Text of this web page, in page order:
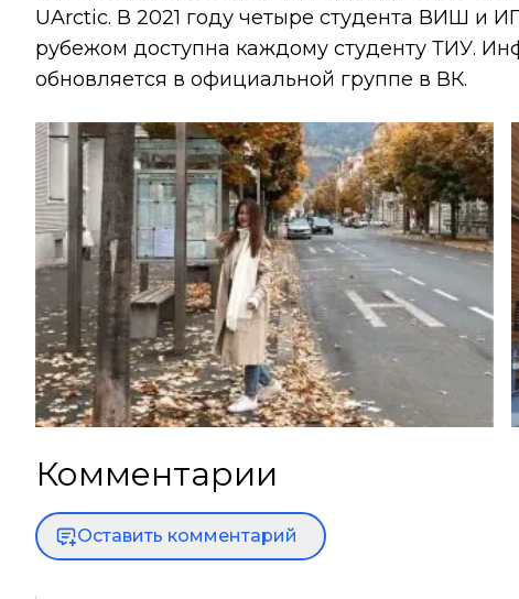
UArctic. В 2021 году четыре студента ВИШ и
рубежом доступна каждому студенту ТИУ.
обновляется в официальной группе в ВК.
Комментарии
Оставить комментарий